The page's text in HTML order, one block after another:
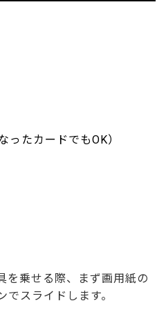
ったカードでもOK）
を乗せる際、まず画用紙の
スライドします。